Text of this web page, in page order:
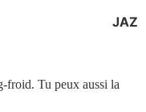
JAZ
froid. Tu peux aussi la